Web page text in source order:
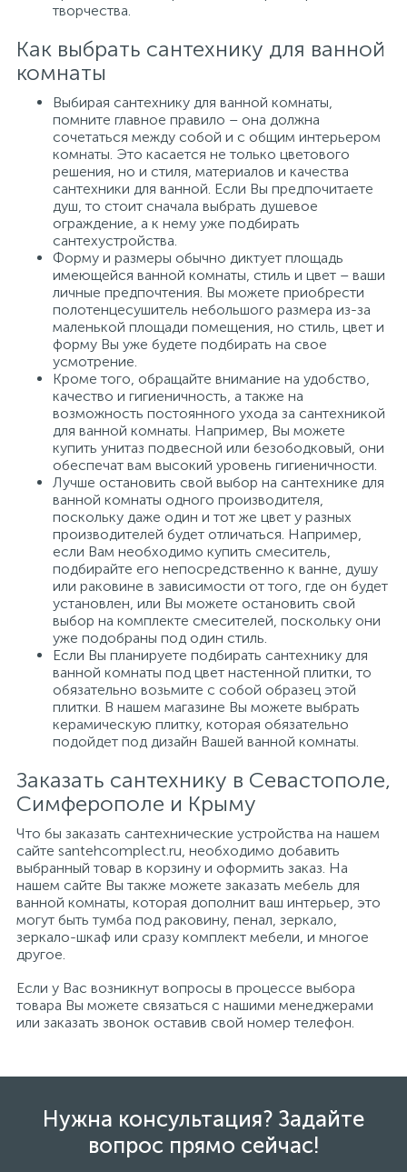
творчества.
Как выбрать сантехнику для ванной
комнаты
Выбирая сантехнику для ванной комнаты,
помните главное правило – она должна
сочетаться между собой и с общим интерьером
комнаты. Это касается не только цветового
решения, но и стиля, материалов и качества
сантехники для ванной. Если Вы предпочитаете
душ, то стоит сначала выбрать душевое
ограждение, а к нему уже подбирать
сантехустройства.
Форму и размеры обычно диктует площадь
имеющейся ванной комнаты, стиль и цвет – ваши
личные предпочтения. Вы можете приобрести
полотенцесушитель небольшого размера из-за
маленькой площади помещения, но стиль, цвет и
форму Вы уже будете подбирать на свое
усмотрение.
Кроме того, обращайте внимание на удобство,
качество и гигиеничность, а также на
возможность постоянного ухода за сантехникой
для ванной комнаты. Например, Вы можете
купить унитаз подвесной или безободковый, они
обеспечат вам высокий уровень гигиеничности.
Лучше остановить свой выбор на сантехнике для
ванной комнаты одного производителя,
поскольку даже один и тот же цвет у разных
производителей будет отличаться. Например,
если Вам необходимо купить смеситель,
подбирайте его непосредственно к ванне, душу
или раковине в зависимости от того, где он будет
установлен, или Вы можете остановить свой
выбор на комплекте смесителей, поскольку они
уже подобраны под один стиль.
Если Вы планируете подбирать сантехнику для
ванной комнаты под цвет настенной плитки, то
обязательно возьмите с собой образец этой
плитки. В нашем магазине Вы можете выбрать
керамическую плитку, которая обязательно
подойдет под дизайн Вашей ванной комнаты.
Заказать сантехнику в Севастополе,
Симферополе и Крыму
Что бы заказать сантехнические устройства на нашем
сайте santehcomplect.ru, необходимо добавить
выбранный товар в корзину и оформить заказ. На
нашем сайте Вы также можете заказать мебель для
ванной комнаты, которая дополнит ваш интерьер, это
могут быть тумба под раковину, пенал, зеркало,
зеркало-шкаф или сразу комплект мебели, и многое
другое.
Если у Вас возникнут вопросы в процессе выбора
товара Вы можете связаться с нашими менеджерами
или заказать звонок оставив свой номер телефон.
Нужна консультация? Задайте
вопрос прямо сейчас!